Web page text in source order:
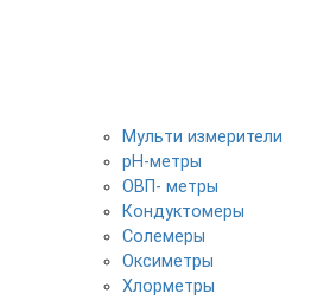
Мульти измерители
pH-метры
ОВП- метры
Кондуктомеры
Солемеры
Оксиметры
Хлорметры